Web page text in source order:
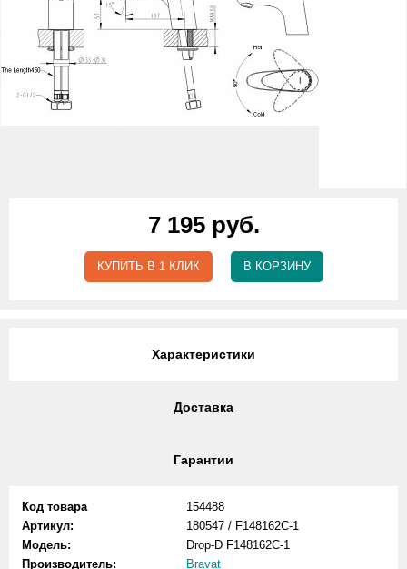
7 195 руб.
КУПИТЬ В 1 КЛИК В КОРЗИНУ
Характеристики
Доставка
Гарантии
Код товара
154488
Артикул:
180547 / F148162C-1
Модель:
Drop-D F148162C-1
Производитель:
Bravat